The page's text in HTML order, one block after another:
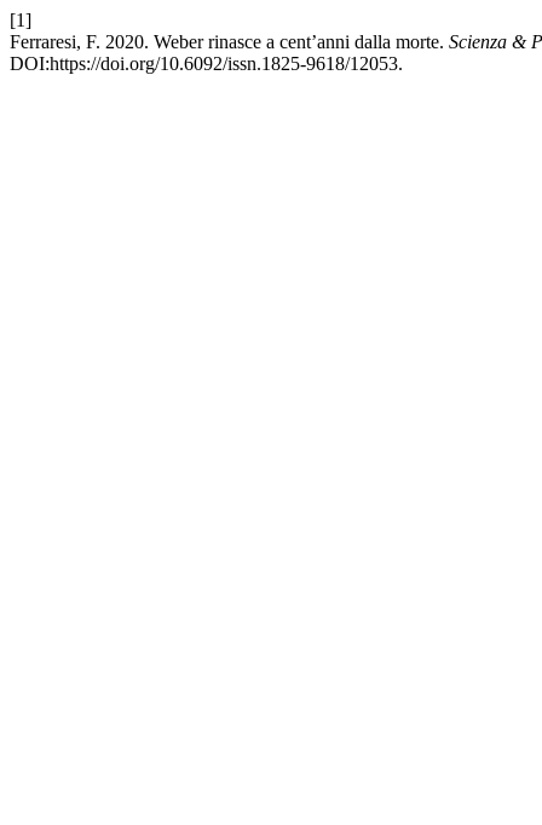
[1]
Ferraresi, F. 2020. Weber rinasce a cent’anni dalla morte. Scienza &
DOI:https://doi.org/10.6092/issn.1825-9618/12053.